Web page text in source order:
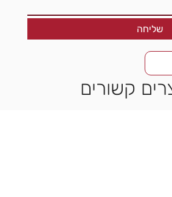
שליחה
קשורים